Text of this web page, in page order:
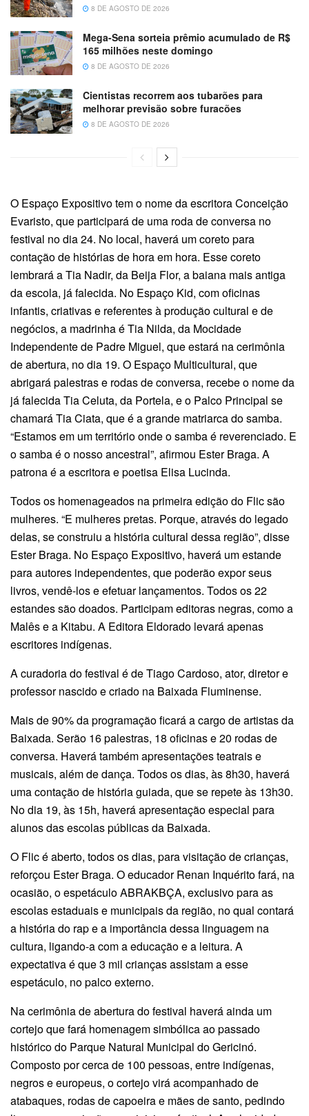
8 DE AGOSTO DE 2026
Mega-Sena sorteia prêmio acumulado de R$
165 milhões neste domingo
8 DE AGOSTO DE 2026
Cientistas recorrem aos tubarões para
melhorar previsão sobre furacões
8 DE AGOSTO DE 2026
O Espaço Expositivo tem o nome da escritora Conceição
Evaristo, que participará de uma roda de conversa no
festival no dia 24. No local, haverá um coreto para
contação de histórias de hora em hora. Esse coreto
lembrará a Tia Nadir, da Beija Flor, a baiana mais antiga
da escola, já falecida. No Espaço Kid, com oficinas
infantis, criativas e referentes à produção cultural e de
negócios, a madrinha é Tia Nilda, da Mocidade
Independente de Padre Miguel, que estará na cerimônia
de abertura, no dia 19. O Espaço Multicultural, que
abrigará palestras e rodas de conversa, recebe o nome da
já falecida Tia Celuta, da Portela, e o Palco Principal se
chamará Tia Ciata, que é a grande matriarca do samba.
“Estamos em um território onde o samba é reverenciado. E
o samba é o nosso ancestral”, afirmou Ester Braga. A
patrona é a escritora e poetisa Elisa Lucinda.
Todos os homenageados na primeira edição do Flic são
mulheres. “E mulheres pretas. Porque, através do legado
delas, se construiu a história cultural dessa região”, disse
Ester Braga. No Espaço Expositivo, haverá um estande
para autores independentes, que poderão expor seus
livros, vendê-los e efetuar lançamentos. Todos os 22
estandes são doados. Participam editoras negras, como a
Malês e a Kitabu. A Editora Eldorado levará apenas
escritores indígenas.
A curadoria do festival é de Tiago Cardoso, ator, diretor e
professor nascido e criado na Baixada Fluminense.
Mais de 90% da programação ficará a cargo de artistas da
Baixada. Serão 16 palestras, 18 oficinas e 20 rodas de
conversa. Haverá também apresentações teatrais e
musicais, além de dança. Todos os dias, às 8h30, haverá
uma contação de história guiada, que se repete às 13h30.
No dia 19, às 15h, haverá apresentação especial para
alunos das escolas públicas da Baixada.
O Flic é aberto, todos os dias, para visitação de crianças,
reforçou Ester Braga. O educador Renan Inquérito fará, na
ocasião, o espetáculo ABRAKBÇA, exclusivo para as
escolas estaduais e municipais da região, no qual contará
a história do rap e a importância dessa linguagem na
cultura, ligando-a com a educação e a leitura. A
expectativa é que 3 mil crianças assistam a esse
espetáculo, no palco externo.
Na cerimônia de abertura do festival haverá ainda um
cortejo que fará homenagem simbólica ao passado
histórico do Parque Natural Municipal do Gericinó.
Composto por cerca de 100 pessoas, entre indígenas,
negros e europeus, o cortejo virá acompanhado de
atabaques, rodas de capoeira e mães de santo, pedindo